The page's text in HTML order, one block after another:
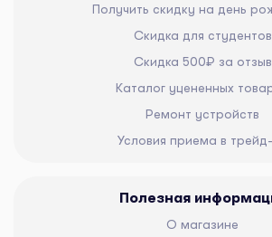
Получить скидку на день
Скидка для студентов
Скидка 500₽ за отзыв
Каталог уцененных
Ремонт устройств
Условия приема в
Полезная
О магазине